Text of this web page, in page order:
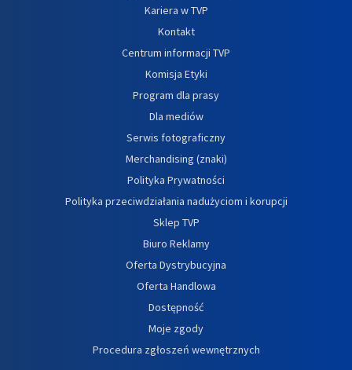
Kariera w TVP
Kontakt
Centrum informacji TVP
Komisja Etyki
Program dla prasy
Dla mediów
Serwis fotograficzny
Merchandising (znaki)
Polityka Prywatności
Polityka przeciwdziałania nadużyciom i korupcji
Sklep TVP
Biuro Reklamy
Oferta Dystrybucyjna
Oferta Handlowa
Dostępność
Moje zgody
Procedura zgłoszeń wewnętrznych